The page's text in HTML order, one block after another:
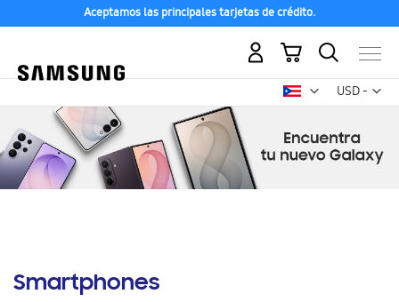
Aceptamos las principales tarjetas de crédito.
USD -
dólar
Mi carrito
Smartphones